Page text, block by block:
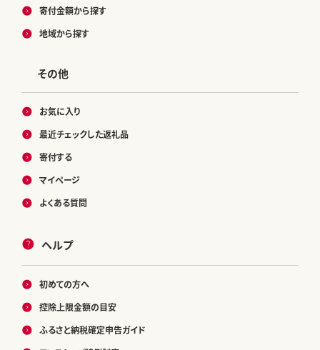
寄付金額から探す
地域から探す
その他
お気に入り
最近チェックした返礼品
寄付する
マイページ
よくある質問
ヘルプ
初めての方へ
控除上限金額の目安
ふるさと納税確定申告ガイド